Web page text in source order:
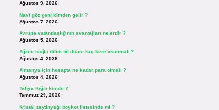
Ağustos 9, 2026
Mavi göz geni kimden gelir ?
Ağustos 7, 2026
Avrupa vatandaşlığının avantajları nelerdir ?
Ağustos 5, 2026
Ağzını bağla dilini tut duası kaç kere okunmalı ?
Ağustos 4, 2026
Almanya için hesapta ne kadar para olmalı ?
Ağustos 4, 2026
Yahya Kığılı kimdir ?
Temmuz 29, 2026
Kristal zeytinyağı boykot listesinde mi ?